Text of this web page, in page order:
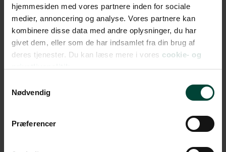
hjemmesiden med vores partnere inden for sociale
medier, annoncering og analyse. Vores partnere kan
kombinere disse data med andre oplysninger, du har
givet dem, eller som de har indsamlet fra din brug af
deres tjenester. Du kan læse mere i vores cookie- og
Nødvendig
Præferencer
2027
Farverige Sydamerika –
med Buenos Aires,
Afrejse fra Billund